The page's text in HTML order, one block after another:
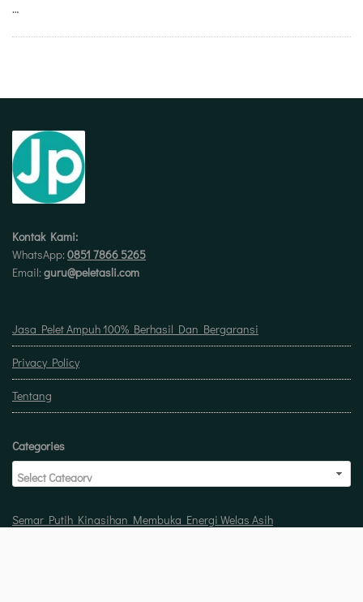
…
Kontak Kami:
WhatsApp: 0851 7866 5265
Email: guru@peletasli.com
Jasa Pelet Ampuh 100% Berhasil Dan Bergaransi
Privacy Policy
Tentang
Categories
Semar Putih Kinasihan Membuka Energi Welas Asih